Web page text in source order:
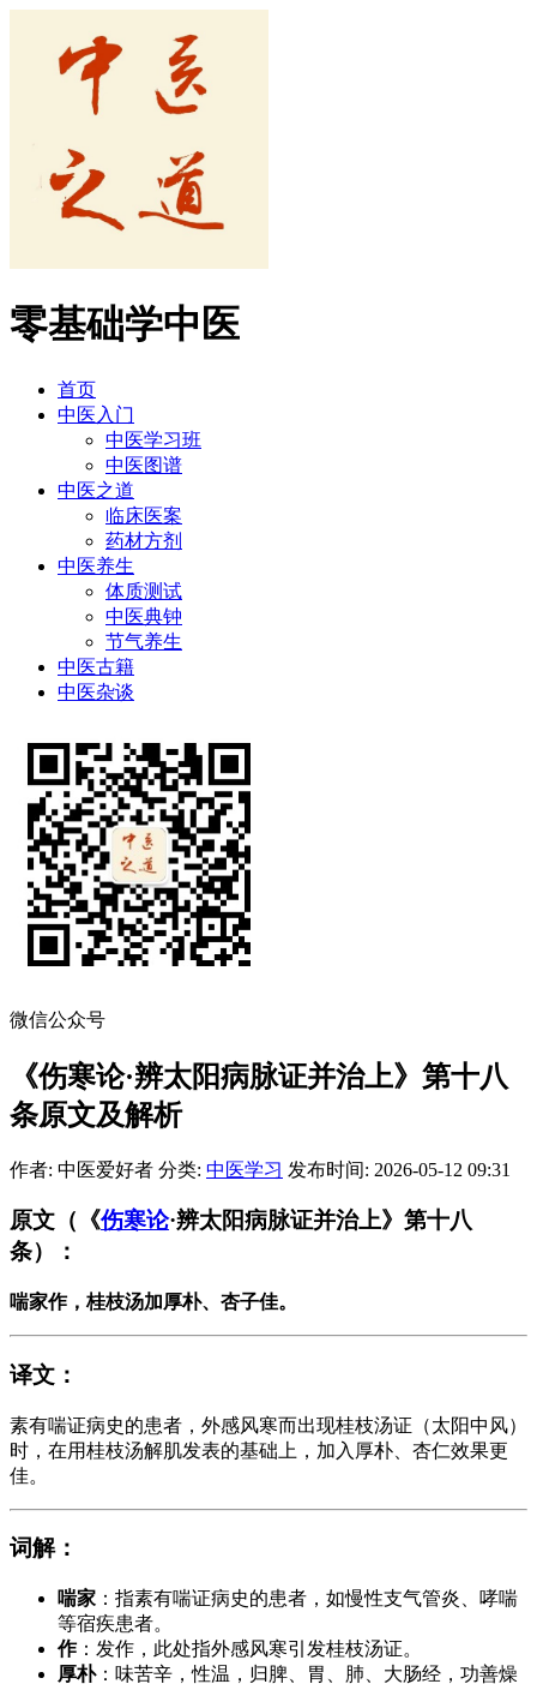
零基础学中医
首页
中医入门
中医学习班
中医图谱
中医之道
临床医案
药材方剂
中医养生
体质测试
中医典钟
节气养生
中医古籍
中医杂谈
微信公众号
《伤寒论·辨太阳病脉证并治上》第十八
条原文及解析
作者: 中医爱好者 分类: 中医学习 发布时间: 2026-05-12 09:31
原文 （《伤寒论·辨太阳病脉证并治上》第十八
条）：
喘家作，桂枝汤加厚朴、杏子佳。
译文 ：
素有喘证病史的患者，外感风寒而出现桂枝汤证（太阳中风）
时，在用桂枝汤解肌发表的基础上，加入厚朴、杏仁效果更
佳。
词解：
喘家 ：指素有喘证病史的患者，如慢性支气管炎、哮喘
等宿疾患者。
作：发作，此处指外感风寒引发桂枝汤证。
厚朴：味苦辛，性温，归脾、胃、肺、大肠经，功善燥